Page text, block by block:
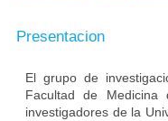
Presentacion
El grupo de
Facultad de
investigadores de la